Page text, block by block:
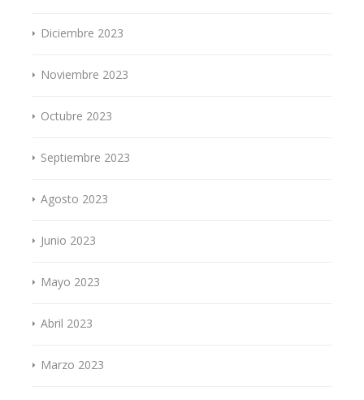
Diciembre 2023
Noviembre 2023
Octubre 2023
Septiembre 2023
Agosto 2023
Junio 2023
Mayo 2023
Abril 2023
Marzo 2023